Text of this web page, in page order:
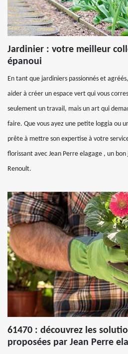
Jardinier : votre meilleur
épanoui
En tant que jardiniers passionnés et
aider à créer un espace vert qui vous
seulement un travail, mais un art qui
faire. Que vous ayez une petite loggia ou
prête à mettre son expertise à votre
florissant avec Jean Perre elagage , un
Renoult.
61470 : découvrez les
proposées par Jean Perre